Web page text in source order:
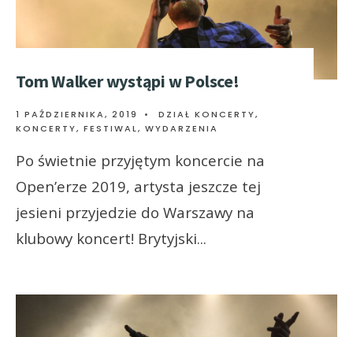
Tom Walker wystąpi w Polsce!
1 PAŹDZIERNIKA, 2019 • DZIAŁ KONCERTY,
KONCERTY, FESTIWAL, WYDARZENIA
Po świetnie przyjętym koncercie na
Open’erze 2019, artysta jeszcze tej
jesieni przyjedzie do Warszawy na
klubowy koncert! Brytyjski...